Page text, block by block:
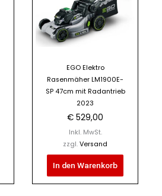
EGO Elektro
Rasenmäher LM1900E-
SP 47cm mit Radantrieb
2023
€ 529,00
Inkl. MwSt.
zzgl. Versand
In den Warenkorb